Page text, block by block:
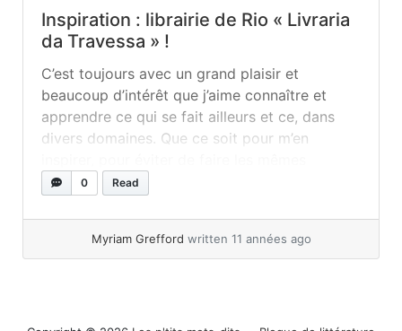
Inspiration : librairie de Rio « Livraria
da Travessa » !
C’est toujours avec un grand plaisir et
beaucoup d’intérêt que j’aime connaître et
apprendre ce qui se fait ailleurs et ce, dans
divers domaines. Que ce soit pour m’en
erreurs ou tout simplement par curiosité, j’aime
un autre pays ou dans des contrées... »read
0 Read
Myriam Grefford written 11 années ago